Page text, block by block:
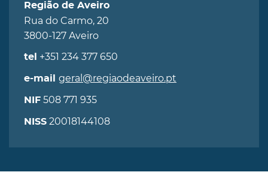
Região de Aveiro
Rua do Carmo, 20
3800-127 Aveiro
tel +351 234 377 650
e-mail geral@regiaodeaveiro.pt
NIF 508 771 935
NISS 20018144108